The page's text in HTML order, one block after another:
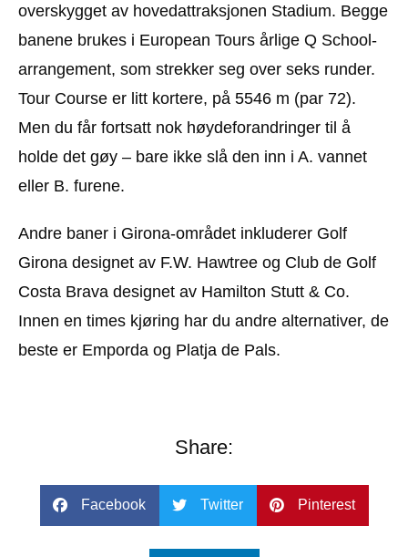
overskygget av hovedattraksjonen Stadium. Begge
banene brukes i European Tours årlige Q School-
arrangement, som strekker seg over seks runder.
Tour Course er litt kortere, på 5546 m (par 72).
Men du får fortsatt nok høydeforandringer til å
holde det gøy – bare ikke slå den inn i A. vannet
eller B. furene.
Andre baner i Girona-området inkluderer Golf
Girona designet av F.W. Hawtree og Club de Golf
Costa Brava designet av Hamilton Stutt & Co.
Innen en times kjøring har du andre alternativer, de
beste er Emporda og Platja de Pals.
Share:
Facebook Twitter Pinterest